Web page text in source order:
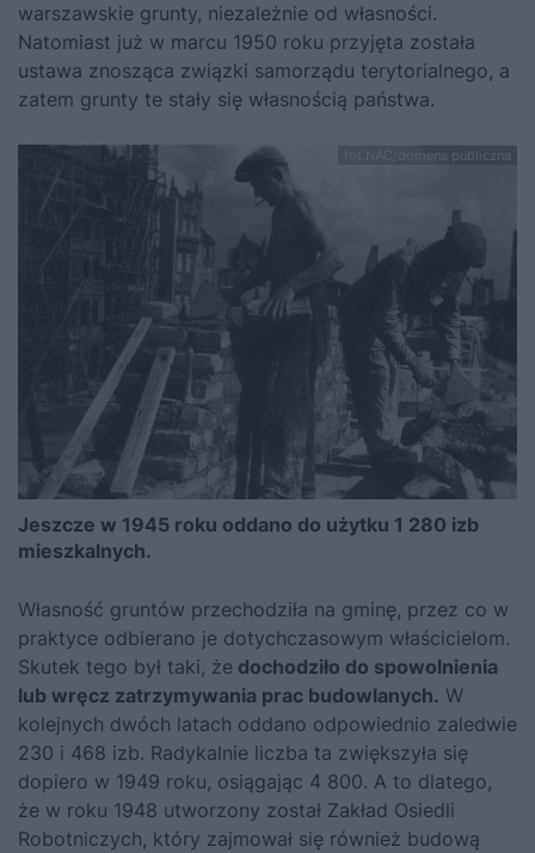
warszawskie grunty, niezależnie od własności.
Natomiast już w marcu 1950 roku przyjęta została
ustawa znosząca związki samorządu terytorialnego, a
zatem grunty te stały się własnością państwa.
fot.NAC/domena publiczna
Jeszcze w 1945 roku oddano do użytku 1 280 izb
mieszkalnych.
Własność gruntów przechodziła na gminę, przez co w
praktyce odbierano je dotychczasowym właścicielom.
Skutek tego był taki, że dochodziło do spowolnienia
lub wręcz zatrzymywania prac budowlanych. W
kolejnych dwóch latach oddano odpowiednio zaledwie
230 i 468 izb. Radykalnie liczba ta zwiększyła się
dopiero w 1949 roku, osiągając 4 800. A to dlatego,
że w roku 1948 utworzony został Zakład Osiedli
Robotniczych, który zajmował się również budową